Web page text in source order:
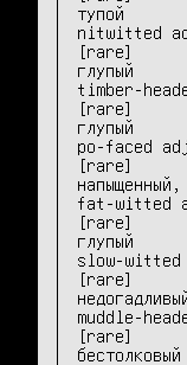
тупой
nitwitted
[rare]
глупый
timber-
[rare]
глупый
po-faced
[rare]
напыщенный,
fat-witted
[rare]
глупый
slow-
[rare]
muddle-
[rare]
бестолковый